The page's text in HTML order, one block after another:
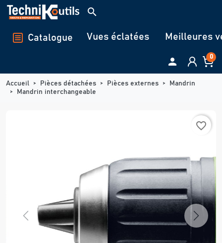
Panneau de gestion des cookies
search
Catalogue Vues éclatées Meilleures
 0
Accueil Pièces détachées Pièces externes
Mandrin
Mandrin interchangeable
favorite_border
Previous Next